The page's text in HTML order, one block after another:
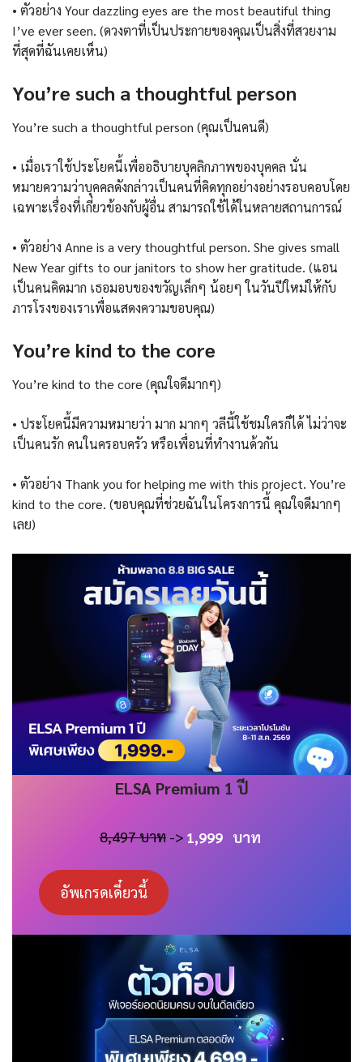
• ตัวอย่าง Your dazzling eyes are the most beautiful thing
I’ve ever seen. (ดวงตาที่เป็นประกายของคุณเป็นสิ่งที่สวยงาม
ที่สุดที่ฉันเคยเห็น)
You’re such a thoughtful person
You’re such a thoughtful person (คุณเป็นคนดี)
• เมื่อเราใช้ประโยคนี้เพื่ออธิบายบุคลิกภาพของบุคคล นั่น
หมายความว่าบุคคลดังกล่าวเป็นคนที่คิดทุกอย่างอย่างรอบคอบโดย
เฉพาะเรื่องที่เกี่ยวข้องกับผู้อื่น สามารถใช้ได้ในหลายสถานการณ์
• ตัวอย่าง Anne is a very thoughtful person. She gives small
New Year gifts to our janitors to show her gratitude. (แอน
เป็นคนคิดมาก เธอมอบของขวัญเล็กๆ น้อยๆ ในวันปีใหม่ให้กับ
ภารโรงของเราเพื่อแสดงความขอบคุณ)
You’re kind to the core
You’re kind to the core (คุณใจดีมากๆ)
• ประโยคนี้มีความหมายว่า มาก มากๆ วลีนี้ใช้ชมใครก็ได้ ไม่ว่าจะ
เป็นคนรัก คนในครอบครัว หรือเพื่อนที่ทำงานด้วกัน
• ตัวอย่าง Thank you for helping me with this project. You’re
kind to the core. (ขอบคุณที่ช่วยฉันในโครงการนี้ คุณใจดีมากๆ
เลย)
ELSA Premium 1 ปี
8,497 บาท-> 1,999 บาท
อัพเกรดเดี๋ยวนี้